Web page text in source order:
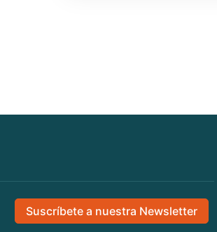
Suscríbete a nuestra Newsletter